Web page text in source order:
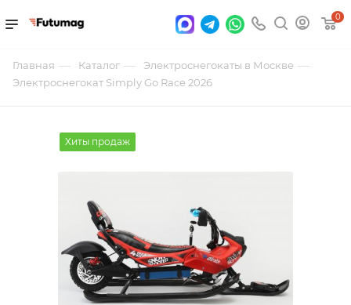
0
Главная — Каталог — Электроснегокаты в Москве —
Электроснегокат Simply Go Race 2026
Хиты продаж